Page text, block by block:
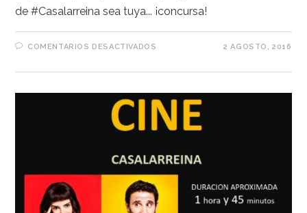
de #Casalarreina sea tuya... ¡concursa!
COMENTARIOS DESACTIVADOS 2 AGOSTO, 2016